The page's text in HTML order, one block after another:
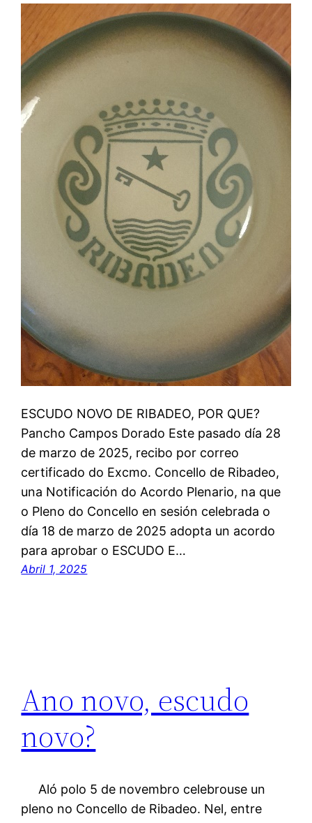
ESCUDO NOVO DE RIBADEO, POR QUE?
Pancho Campos Dorado Este pasado día 28
de marzo de 2025, recibo por correo
certificado do Excmo. Concello de Ribadeo,
una Notificación do Acordo Plenario, na que
o Pleno do Concello en sesión celebrada o
día 18 de marzo de 2025 adopta un acordo
para aprobar o ESCUDO E…
Abril 1, 2025
Ano novo, escudo
novo?
Aló polo 5 de novembro celebrouse un
pleno no Concello de Ribadeo. Nel, entre